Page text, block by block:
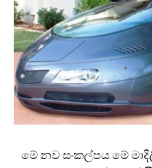
මේ නව සංකල්පය මේ